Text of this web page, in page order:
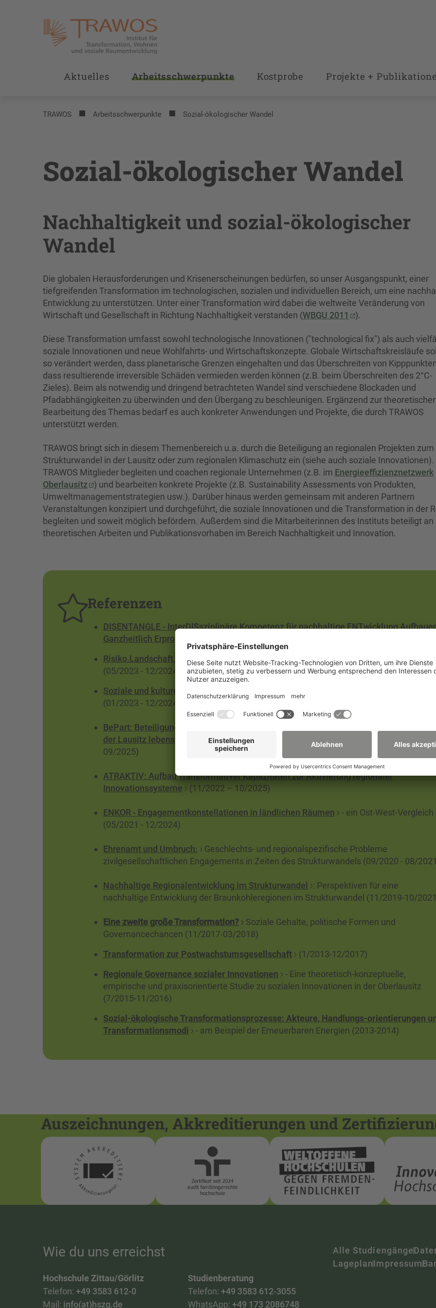
Aktuelles Arbeitsschwerpunkte Kostprobe Projekte +
TRAWOS Arbeitsschwerpunkte Sozial-ökologischer Wandel
Sozial-ökologischer Wandel
Nachhaltigkeit und sozial-ökologischer
Wandel
Die globalen Herausforderungen und Krisenerscheinungen bedürfen, so unser Ausgangspunkt, einer
tiefgreifenden Transformation im technologischen, sozialen und individuellen Bereich, um eine
Entwicklung zu unterstützen. Unter einer Transformation wird dabei die weltweite Veränderung von
Wirtschaft und Gesellschaft in Richtung Nachhaltigkeit verstanden (WBGU 2011 ).
Diese Transformation umfasst sowohl technologische Innovationen ("technological fix") als auch
soziale Innovationen und neue Wohlfahrts- und Wirtschaftskonzepte. Globale Wirtschaftskreisläufe
so verändert werden, dass planetarische Grenzen eingehalten und das Überschreiten von
dass resultierende irreversible Schäden vermieden werden können (z.B. beim Überschreiten des 2°C-
Zieles). Beim als notwendig und dringend betrachteten Wandel sind verschiedene Blockaden und
Pfadabhängigkeiten zu überwinden und den Übergang zu beschleunigen. Ergänzend zur
Bearbeitung des Themas bedarf es auch konkreter Anwendungen und Projekte, die durch TRAWOS
unterstützt werden.
TRAWOS bringt sich in diesem Themenbereich u.a. durch die Beteiligung an regionalen Projekten zum
Strukturwandel in der Lausitz oder zum regionalen Klimaschutz ein (siehe auch soziale Innovationen).
TRAWOS Mitglieder begleiten und coachen regionale Unternehmen (z.B. im Energieeffizienznetzwerk
Oberlausitz
) und bearbeiten konkrete Projekte (z.B. Sustainability Assessments von Produkten,
Umweltmanagementstrategien usw.). Darüber hinaus werden gemeinsam mit anderen Partnern
Veranstaltungen konzipiert und durchgeführt, die soziale Innovationen und die Transformation in der
begleiten und soweit möglich befördern. Außerdem sind die Mitarbeiterinnen des Instituts beteiligt an
theoretischen Arbeiten und Publikationsvorhaben im Bereich Nachhaltigkeit und Innovation.
Referenzen
DISENTANGLE - InterDISsziplinäre Kompetenz für nachhaltige ENTwicklung
Ganzheitlich Erproben, praktizieren
Risiko.Landschaft.gestalten – postdisziplinäre Beobachtungen im Anthropozän
(05/2023 - 12/2024)
Soziale und kulturelle Innovationen im nachhaltigen Strukturwandel der Lausitz
(01/2023 - 12/2024)
BePart: Beteiligung und Partnerschaften im Strukturwandel. Soziale Innovationen in
der Lausitz lebensweltlich durchdringen und handlungspraktisch stärken
09/2025)
ATRAKTIV: Aufbau Transformativer Kapazitäten zur Aktivierung regionaler
Innovationssysteme
(11/2022 – 10/2025)
ENKOR - Engagementkonstellationen in ländlichen Räumen
- ein Ost-West-Vergleich
(05/2021 - 12/2024)
Ehrenamt und Umbruch:
Geschlechts- und regionalspezifische Probleme
zivilgesellschaftlichen Engagements in Zeiten des Strukturwandels (09/2020 - 08/
Nachhaltige Regionalentwicklung im Strukturwandel
: Perspektiven für eine
nachhaltige Entwicklung der Braunkohleregionen im Strukturwandel (11/2019-10/
Eine zweite große Transformation?
Soziale Gehalte, politische Formen und
Governancechancen (11/2017-03/2018)
Transformation zur Postwachstumsgesellschaft
(1/2013-12/2017)
Regionale Governance sozialer Innovationen
- Eine theoretisch-konzeptuelle,
empirische und praxisorientierte Studie zu sozialen Innovationen in der Oberlausitz
(7/2015-11/2016)
Sozial-ökologische Transformationsprozesse: Akteure, Handlungs-orientierungen
Transformationsmodi
- am Beispiel der Erneuerbaren Energien (2013-2014)
Auszeichnungen, Akkreditierungen und
Wie du uns erreichst
Hochschule Zittau/Görlitz
Telefon: +49 3583 612-0
Mail: info(at)hszg.de
Studienberatung
Telefon: +49 3583 612-3055
WhatsApp: +49 173 2086748
Alle Studiengänge
LageplanImpressum